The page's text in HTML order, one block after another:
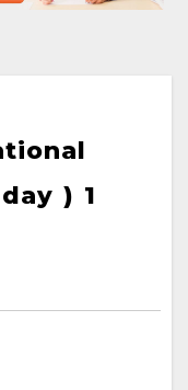
) 1